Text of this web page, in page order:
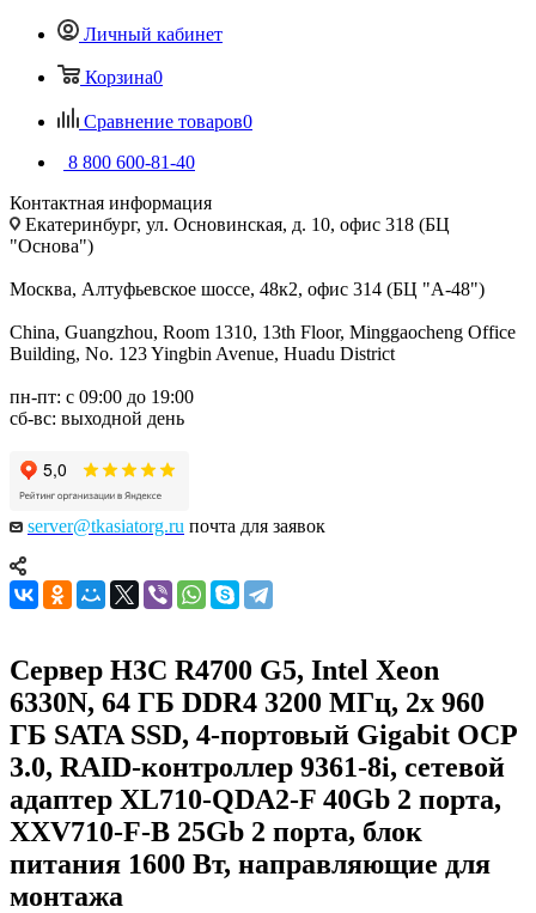
Личный кабинет
Корзина0
Сравнение товаров0
8 800 600-81-40
Контактная информация
Екатеринбург, ул. Основинская, д. 10, офис 318 (БЦ
"Основа")
Москва, Алтуфьевское шоссе, 48к2, офис 314 (БЦ "А-48")
China, Guangzhou, Room 1310, 13th Floor, Minggaocheng Office
Building, No. 123 Yingbin Avenue, Huadu District
пн-пт: с 09:00 до 19:00
сб-вс: выходной день
server@tkasiatorg.ru почта для заявок
Сервер H3C R4700 G5, Intel Xeon
6330N, 64 ГБ DDR4 3200 МГц, 2x 960
ГБ SATA SSD, 4-портовый Gigabit OCP
3.0, RAID-контроллер 9361-8i, сетевой
адаптер XL710-QDA2-F 40Gb 2 порта,
XXV710-F-B 25Gb 2 порта, блок
питания 1600 Вт, направляющие для
монтажа